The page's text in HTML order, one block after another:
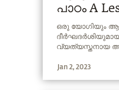
പാഠം A
Nanak
ഒരു യോഗിയും
വ്യത്യസ്തനായ
തുടിക്കുന്ന
Jan 2, 2023